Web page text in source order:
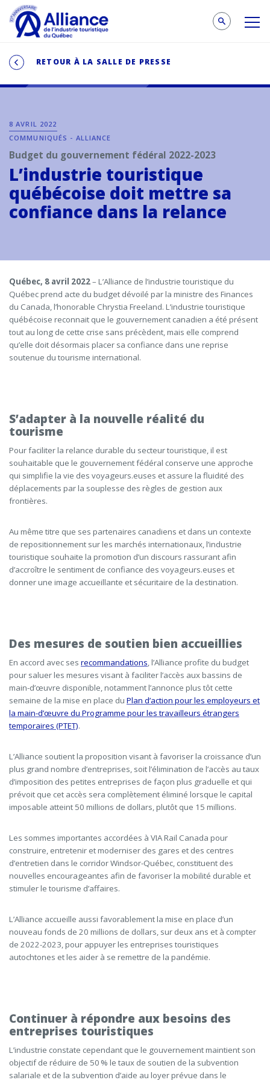
RETOUR À LA SALLE DE PRESSE
8 AVRIL 2022
COMMUNIQUÉS - ALLIANCE
Budget du gouvernement fédéral 2022-2023
L’industrie touristique
québécoise doit mettre sa
confiance dans la relance
Québec, 8 avril 2022– L’Alliance de l’industrie touristique du
Québec prend acte du budget dévoilé par la ministre des Finances
du Canada, l’honorable Chrystia Freeland. L’industrie touristique
québécoise reconnait que le gouvernement canadien a été présent
tout au long de cette crise sans précèdent, mais elle comprend
qu’elle doit désormais placer sa confiance dans une reprise
soutenue du tourisme international.
S’adapter à la nouvelle réalité du
tourisme
Pour faciliter la relance durable du secteur touristique, il est
souhaitable que le gouvernement fédéral conserve une approche
qui simplifie la vie des voyageurs.euses et assure la fluidité des
déplacements par la souplesse des règles de gestion aux
frontières.
Au même titre que ses partenaires canadiens et dans un contexte
de repositionnement sur les marchés internationaux, l’industrie
touristique souhaite la promotion d’un discours rassurant afin
d’accroître le sentiment de confiance des voyageurs.euses et
donner une image accueillante et sécuritaire de la destination.
Des mesures de soutien bien accueillies
En accord avec ses recommandations, l’Alliance profite du budget
pour saluer les mesures visant à faciliter l’accès aux bassins de
main-d’œuvre disponible, notamment l’annonce plus tôt cette
semaine de la mise en place du Plan d’action pour les employeurs et
la main-d’œuvre du Programme pour les travailleurs étrangers
temporaires (PTET).
L’Alliance soutient la proposition visant à favoriser la croissance d’un
plus grand nombre d’entreprises, soit l’élimination de l’accès au taux
d’imposition des petites entreprises de façon plus graduelle et qui
prévoit que cet accès sera complètement éliminé lorsque le capital
imposable atteint 50 millions de dollars, plutôt que 15 millions.
Les sommes importantes accordées à VIA Rail Canada pour
construire, entretenir et moderniser des gares et des centres
d’entretien dans le corridor Windsor-Québec, constituent des
nouvelles encourageantes afin de favoriser la mobilité durable et
stimuler le tourisme d’affaires.
L’Alliance accueille aussi favorablement la mise en place d’un
nouveau fonds de 20 millions de dollars, sur deux ans et à compter
de 2022-2023, pour appuyer les entreprises touristiques
autochtones et les aider à se remettre de la pandémie.
Continuer à répondre aux besoins des
entreprises touristiques
L’industrie constate cependant que le gouvernement maintient son
objectif de réduire de 50 % le taux de soutien de la subvention
salariale et de la subvention d’aide au loyer prévue dans le